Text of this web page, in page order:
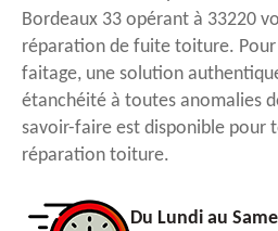
Bordeaux 33 opérant à 33220
réparation de fuite toiture.
faitage, une solution
étanchéité à toutes anomalies
savoir-faire est disponible pour
réparation toiture.
Du Lundi au